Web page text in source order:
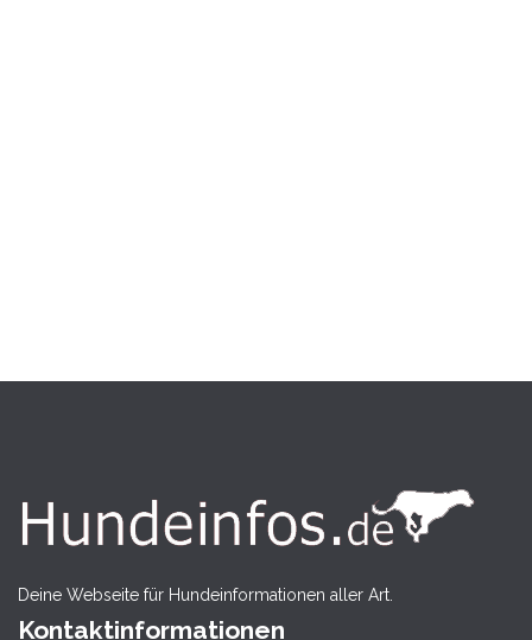
Deine Webseite für Hundeinformationen aller Art.
Kontaktinformationen